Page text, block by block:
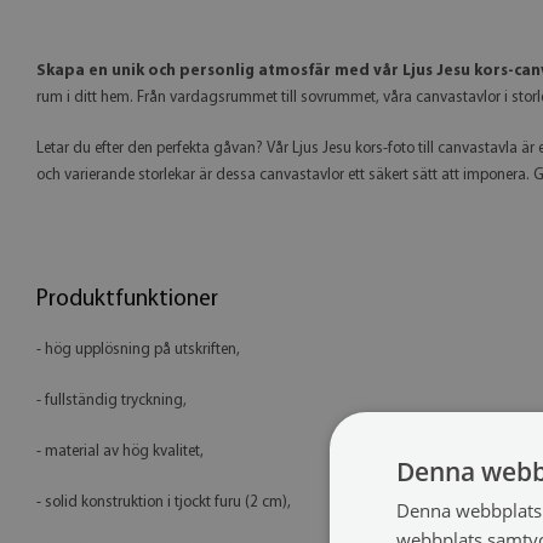
Skapa en unik och personlig atmosfär med vår Ljus Jesu kors-
rum i ditt hem. Från vardagsrummet till sovrummet, våra canvastavlor i
Letar du efter den perfekta gåvan? Vår Ljus Jesu kors-foto till canvastavla
och varierande storlekar är dessa canvastavlor ett säkert sätt att
Produktfunktioner
- hög upplösning på utskriften,
- fullständig tryckning,
- material av hög kvalitet,
- solid konstruktion i tjockt furu (2 cm),
Denna
Denna